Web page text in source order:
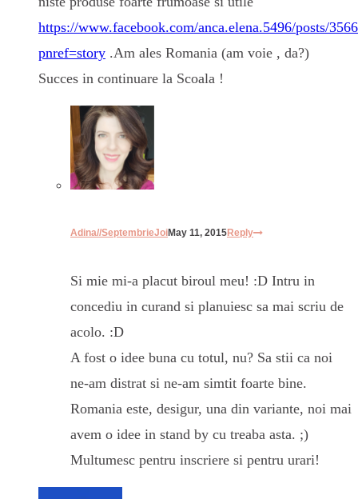
https://www.facebook.com/anca.elena.5496/posts/
pnref=story .Am ales Romania (am voie , da?)
Succes in continuare la Scoala !
Adina//SeptembrieJoiMay 11, 2015Reply
Si mie mi-a placut biroul meu! :D Intru in
concediu in curand si planuiesc sa mai scriu de
acolo. :D
A fost o idee buna cu totul, nu? Sa stii ca noi
ne-am distrat si ne-am simtit foarte bine.
Romania este, desigur, una din variante, noi mai
avem o idee in stand by cu treaba asta. ;)
Multumesc pentru inscriere si pentru urari!